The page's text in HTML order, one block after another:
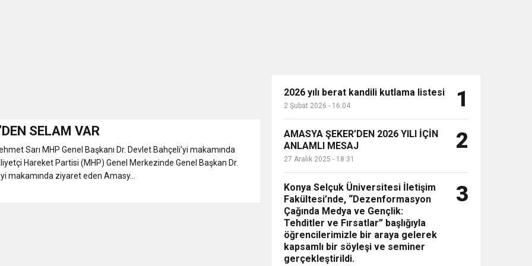
“Amasya’nın Gururları: Dereceye Giren Öğrenciler İçin Anlamlı Tören”
Festivali
listesi
SELAM VAR
Sarı MHP Genel Başkanı Dr. Devlet Bahçeli’yi makamında
Hareket Partisi (MHP) Genel Merkezinde Genel Başkan Dr.
makamında ziyaret eden Amasy...
2026 yılı berat kandili kutlama listesi
2 Şubat 2026 - 16:04 1
AMASYA ŞEKER’DEN 2026 YILI İÇİN
ANLAMLI MESAJ
27 Aralık 2025 - 18:31
2
Konya Selçuk Üniversitesi İletişim
Fakültesi’nde, “Dezenformasyon
Çağında Medya ve Gençlik:
Tehditler ve Fırsatlar” başlığıyla
öğrencilerimizle bir araya gelerek
kapsamlı bir söyleşi ve seminer
gerçekleştirildi.
3